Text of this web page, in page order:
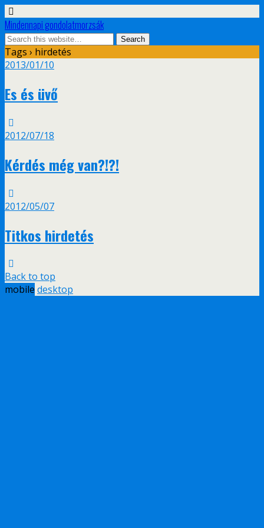
Mindennapi gondolatmorzsák
Tags › hirdetés
2013/01/10
Es és üvő
2012/07/18
Kérdés még van?!?!
2012/05/07
Titkos hirdetés
Back to top
mobile desktop